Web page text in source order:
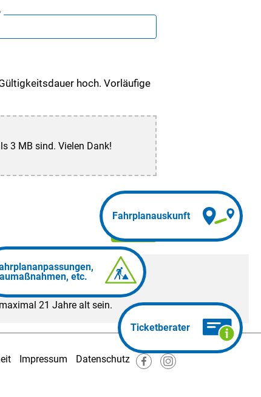
hoch. Vorläufige
3 MB sind. Vielen Dank!
21 Jahre alt sein.
Impressum Datenschutz